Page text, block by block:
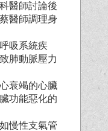
醫師討論後
醫師調理身
吸系統疾
肺動脈壓力
衰竭的心臟
功能惡化的
慢性支氣管